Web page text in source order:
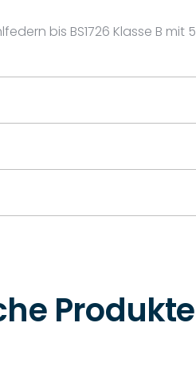
bis BS1726 Klasse B
Produkte